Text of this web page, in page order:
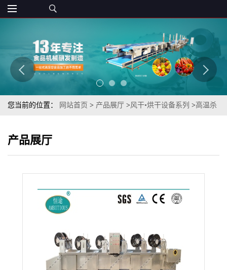
您当前的位置： 网站首页 > 产品展厅 >风干•烘干设备系列 >高温杀
产品展厅